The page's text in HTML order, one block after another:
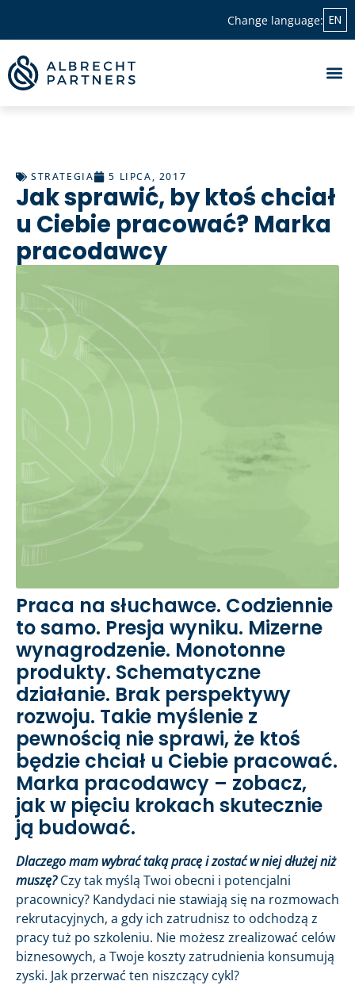
Change language: EN
STRATEGIA 5 LIPCA, 2017
Jak sprawić, by ktoś chciał
u Ciebie pracować? Marka
pracodawcy
Praca na słuchawce. Codziennie
to samo. Presja wyniku. Mizerne
wynagrodzenie. Monotonne
produkty. Schematyczne
działanie. Brak perspektywy
rozwoju. Takie myślenie z
pewnością nie sprawi, że ktoś
będzie chciał u Ciebie pracować.
Marka pracodawcy – zobacz,
jak w pięciu krokach skutecznie
ją budować.
Dlaczego mam wybrać taką pracę i zostać w niej dłużej niż
muszę?Czy tak myślą Twoi obecni i potencjalni
pracownicy? Kandydaci nie stawiają się na rozmowach
rekrutacyjnych, a gdy ich zatrudnisz to odchodzą z
pracy tuż po szkoleniu. Nie możesz zrealizować celów
biznesowych, a Twoje koszty zatrudnienia konsumują
zyski. Jak przerwać ten niszczący cykl?